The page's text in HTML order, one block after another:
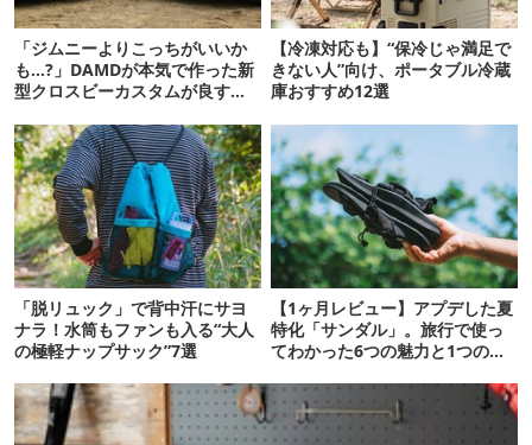
「ジムニーよりこっちがいいか
も…?」DAMDが本気で作った新
型クロスビーカスタムが良すぎ
【冷凍対応も】“保冷じゃ満足で
きない人”向け、ポータブル冷蔵
庫おすすめ12選
「脱リュック」で背中汗にサヨ
ナラ！水筒もファンも入る“大人
の極軽ナップサック”7選
【1ヶ月レビュー】アプデした夏
特化「サンダル」。旅行で使っ
てわかった6つの魅力と1つの注